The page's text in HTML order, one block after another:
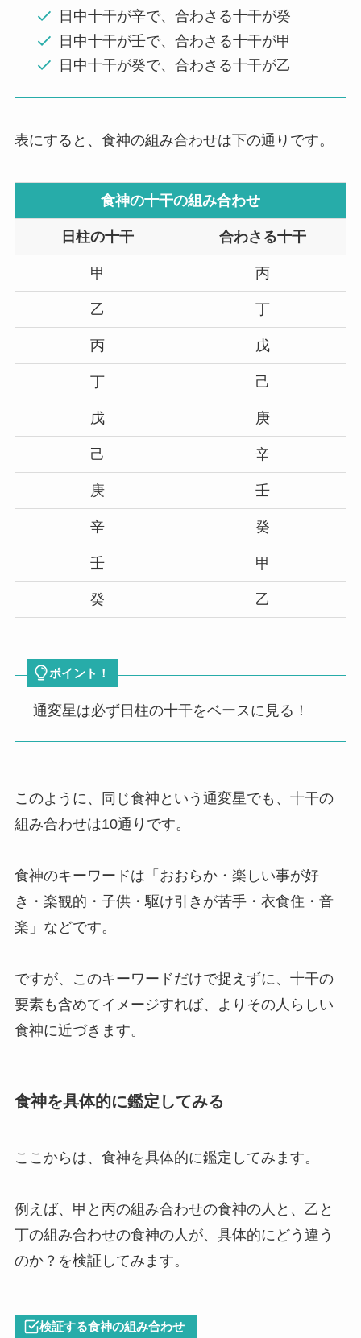
日中十干が辛で、合わさる十干が癸
日中十干が壬で、合わさる十干が甲
日中十干が癸で、合わさる十干が乙
表にすると、食神の組み合わせは下の通りです。
食神の十干の組み合わせ
日柱の十干 合わさる十干
甲 丙
乙 丁
丙 戊
丁 己
戊 庚
己 辛
庚 壬
辛 癸
壬 甲
癸 乙
ポイント！
通変星は必ず日柱の十干をベースに見る！
このように、同じ食神という通変星でも、十干の
組み合わせは10通りです。
食神のキーワードは「おおらか・楽しい事が好
き・楽観的・子供・駆け引きが苦手・衣食住・音
楽」などです。
ですが、このキーワードだけで捉えずに、十干の
要素も含めてイメージすれば、よりその人らしい
食神に近づきます。
食神を具体的に鑑定してみる
ここからは、食神を具体的に鑑定してみます。
例えば、 甲と丙の組み合わせの食神の人と、 乙と
丁の組み合わせの食神の人が、具体的にどう違う
のか？を検証してみます。
検証する食神の組み合わせ